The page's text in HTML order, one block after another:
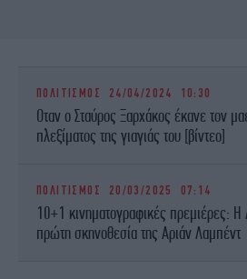
ΠΟΛΙΤΙΣΜΟΣ 24/04/2024 10:30
Οταν ο Σταύρος Ξαρχάκος έκανε τον
πλεξίματος της γιαγιάς του [βίντεο]
ΠΟΛΙΤΙΣΜΟΣ 20/03/2025 07:14
10+1 κινηματογραφικές πρεμιέρες: Η
πρώτη σκηνοθεσία της Αριάν Λαμπέντ